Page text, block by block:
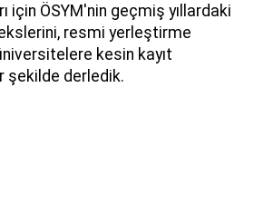
için ÖSYM'nin geçmiş yıllardaki
resmi yerleştirme
kesin kayıt
şekilde derledik.